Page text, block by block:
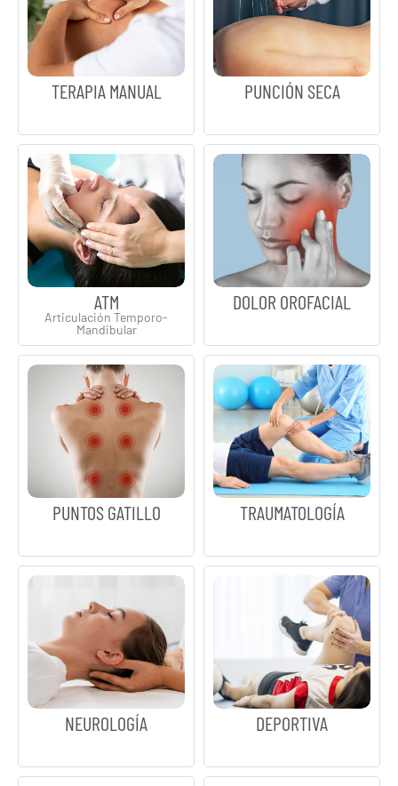
TERAPIA MANUAL PUNCIÓN SECA
ATM
Articulación Temporo-
Mandibular
DOLOR OROFACIAL
PUNTOS GATILLO TRAUMATOLOGÍA
NEUROLOGÍA DEPORTIVA